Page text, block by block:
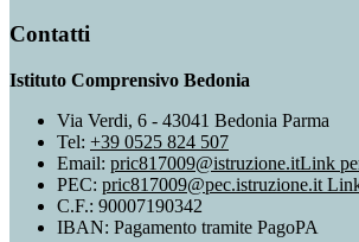
Contatti
Istituto Comprensivo Bedonia
Via Verdi, 6 - 43041 Bedonia Parma
Tel: +39 0525 824 507
Email: pric817009@istruzione.itLink
PEC: pric817009@pec.istruzione.it
C.F.: 90007190342
IBAN: Pagamento tramite PagoPA